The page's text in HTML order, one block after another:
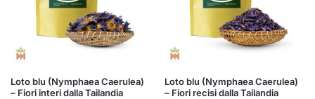
Loto blu (Nymphaea Caerulea)
– Fiori interi dalla Tailandia
Loto blu (Nymphaea Caerulea)
– Fiori recisi dalla Tailandia